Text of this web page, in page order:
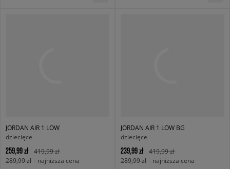
JORDAN AIR 1 LOW
dziecięce
259,99 zł
419,99 zł
289,99 zł - najniższa cena
JORDAN AIR 1 LOW BG
dziecięce
239,99 zł
419,99 zł
289,99 zł - najniższa cena